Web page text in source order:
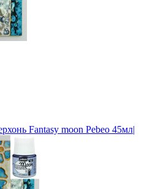
Fantasy moon Pebeo 45мл|